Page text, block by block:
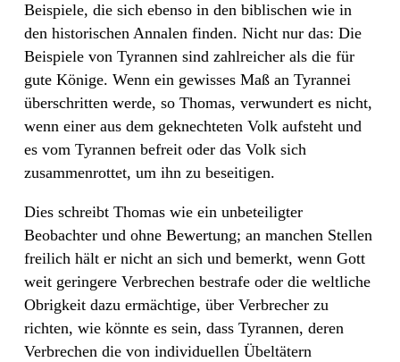
Beispiele, die sich ebenso in den biblischen wie in
den historischen Annalen finden. Nicht nur das: Die
Beispiele von Tyrannen sind zahlreicher als die für
gute Könige. Wenn ein gewisses Maß an Tyrannei
überschritten werde, so Thomas, verwundert es nicht,
wenn einer aus dem geknechteten Volk aufsteht und
es vom Tyrannen befreit oder das Volk sich
zusammenrottet, um ihn zu beseitigen.
Dies schreibt Thomas wie ein unbeteiligter
Beobachter und ohne Bewertung; an manchen Stellen
freilich hält er nicht an sich und bemerkt, wenn Gott
weit geringere Verbrechen bestrafe oder die weltliche
Obrigkeit dazu ermächtige, über Verbrecher zu
richten, wie könnte es sein, dass Tyrannen, deren
Verbrechen die von individuellen Übeltätern